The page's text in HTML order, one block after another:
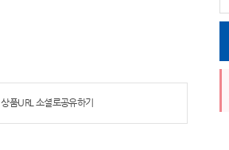
상품URL 소셜로공유하기